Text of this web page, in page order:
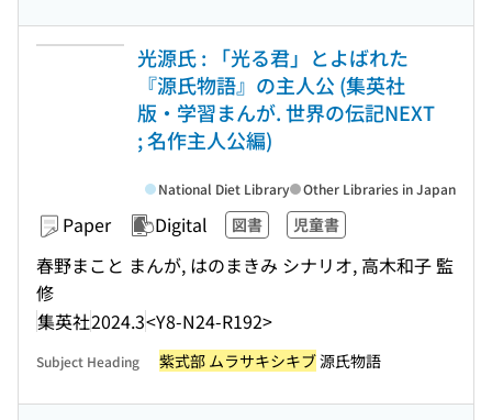
光源氏 : 「光る君」とよばれた
『源氏物語』の主人公 (集英社
版・学習まんが. 世界の伝記NEXT
; 名作主人公編)
Paper Digital 図書 児童書
春野まこと まんが, はのまきみ シナリオ, 高木和子 監
修
集英社2024.3<Y8-N24-R192>
National Diet Library Other Libraries in Japan
Subject Heading 紫式部 ムラサキシキブ源氏物語